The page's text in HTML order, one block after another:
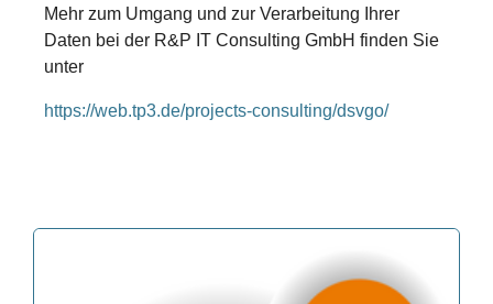
Mehr zum Umgang und zur Verarbeitung Ihrer
Daten bei der R&P IT Consulting GmbH finden Sie
unter
https://web.tp3.de/projects-consulting/dsvgo/